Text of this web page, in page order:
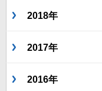
2018年
2017年
2016年